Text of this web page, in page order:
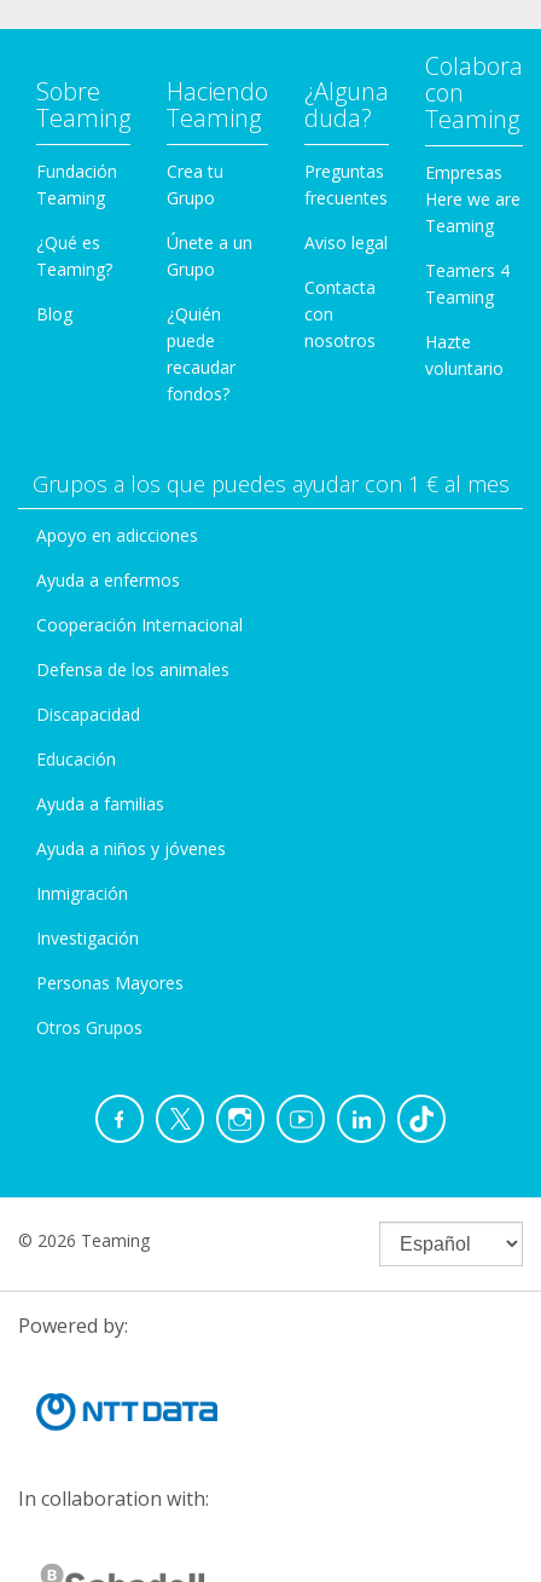
Sobre
Teaming
Fundación
Teaming
¿Qué es
Teaming?
Blog
Haciendo
Teaming
Crea tu
Grupo
Únete a un
Grupo
¿Quién
puede
recaudar
fondos?
¿Alguna
duda?
Preguntas
frecuentes
Aviso legal
Contacta
con
nosotros
Colabora
con
Teaming
Empresas
Here we are
Teaming
Teamers 4
Teaming
Hazte
voluntario
Grupos a los que puedes ayudar con 1 € al mes
Apoyo en adicciones
Ayuda a enfermos
Cooperación Internacional
Defensa de los animales
Discapacidad
Educación
Ayuda a familias
Ayuda a niños y jóvenes
Inmigración
Investigación
Personas Mayores
Otros Grupos
© 2026 Teaming
Powered by:
In collaboration with: